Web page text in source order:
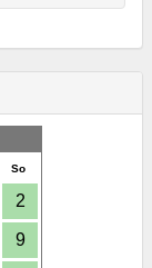
So
2
9